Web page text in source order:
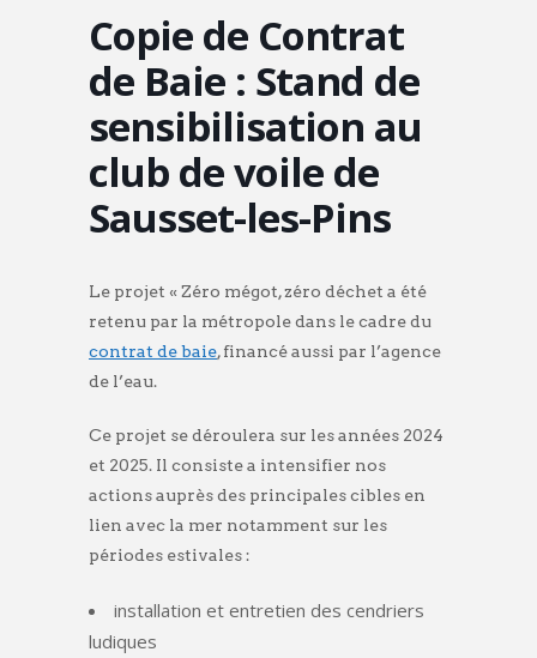
Copie de Contrat
de Baie : Stand de
sensibilisation au
club de voile de
Sausset-les-Pins
Le projet « Zéro mégot, zéro déchet a été
retenu par la métropole dans le cadre du
contrat de baie, financé aussi par l’agence
de l’eau.
Ce projet se déroulera sur les années 2024
et 2025. Il consiste a intensifier nos
actions auprès des principales cibles en
lien avec la mer notamment sur les
périodes estivales :
installation et entretien des cendriers
ludiques